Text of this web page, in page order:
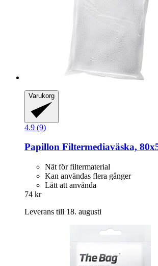
Varukorg
4.9 (9)
Papillon Filtermediaväska,
Nät för filtermaterial
Kan användas flera gånger
Lätt att använda
74 kr
Leverans till 18. augusti